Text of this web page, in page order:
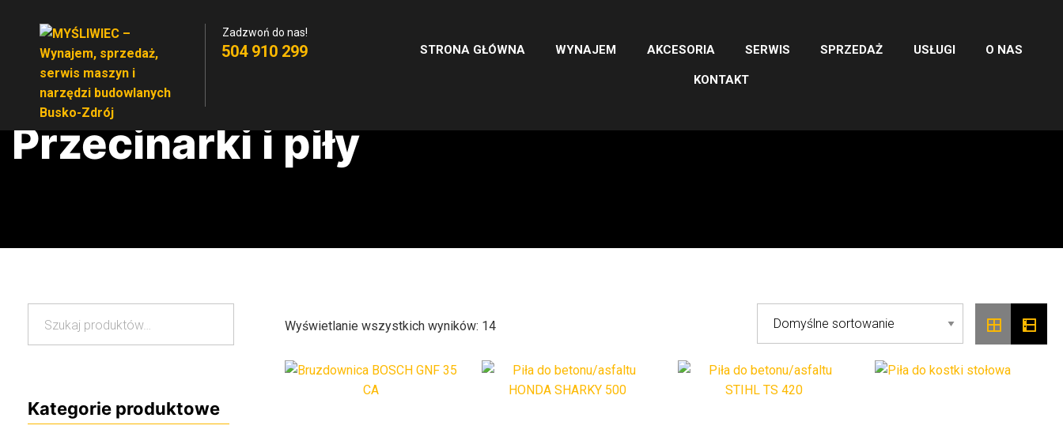
Zadzwoń do nas!
504 910 299 STRONA GŁÓWNA WYNAJEM AKCESORIA SERWIS SPRZEDAŻ USŁUGI O NAS
KONTAKT
Przecinarki i piły
Kategorie produktowe
Wyświetlanie wszystkich wyników: 14